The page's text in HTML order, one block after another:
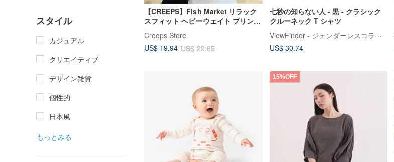
スタイル
カジュアル
クリエイティブ
デザイン雑貨
個性的
日本風
もっとみる
【CREEPS】Fish Market リラック
スフィット ヘビーウェイト プリント
Creeps Store
US$ 19.94 US$ 22.65
七秒の知らない人 - 黒 - クラシック
クルーネック T シャツ
ViewFinder - ジェンダーレスコラボ服 & ライセンスグッズ
US$ 30.74
15%OFF